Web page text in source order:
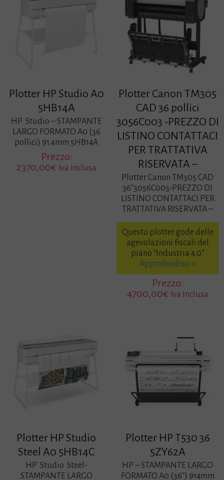
Plotter HP Studio A0
5HB14A
HP Studio – STAMPANTE
LARGO FORMATO A0 (36
pollici) 91.4mm 5HB14A
Prezzo:
2370,00€ Iva Inclusa
Plotter Canon TM305
CAD 36 pollici
3056C003 -PREZZO DI
LISTINO CONTATTACI
PER TRATTATIVA
RISERVATA –
Plotter Canon TM305 CAD
36″3056C003-PREZZO DI
LISTINO CONTATTACI PER
TRATTATIVA RISERVATA –
Questo plotter gode delle
agevolazioni fiscali del
piano “Industria 4.0”
Approfondisci »
Prezzo:
4700,00€ Iva Inclusa
Plotter HP Studio
Steel A0 5HB14C
HP Studio Steel-
STAMPANTE LARGO
Plotter HP T530 36
5ZY62A
HP – STAMPANTE LARGO
FORMATO A0 (36″) 914mm